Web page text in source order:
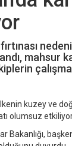
mahsur
kuzey ve
olumsuz
Bakanlığı,